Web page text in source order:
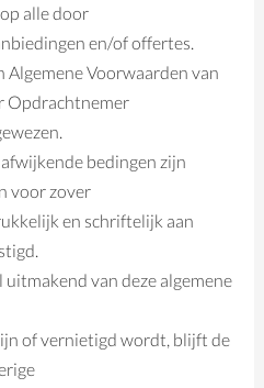
alle door
en/of offertes.
Algemene Voorwaarden van
Opdrachtnemer
bedingen zijn
voor zover
en schriftelijk aan
uitmakend van deze algemene
of vernietigd wordt, blijft de